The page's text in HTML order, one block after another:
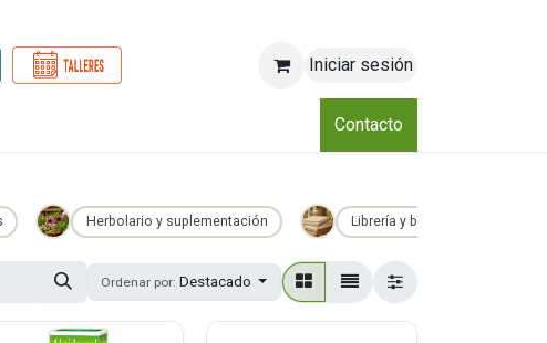
Iniciar sesión
Club
Contacto
Herbolario y suplementación Librería y bazar
Ordenar por: Destacado